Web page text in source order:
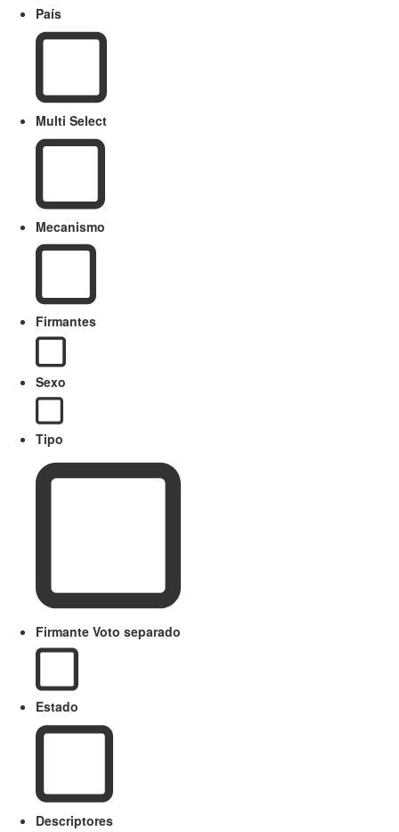
País
Multi Select
Mecanismo
Firmantes
Sexo
Tipo
Firmante Voto separado
Estado
Descriptores